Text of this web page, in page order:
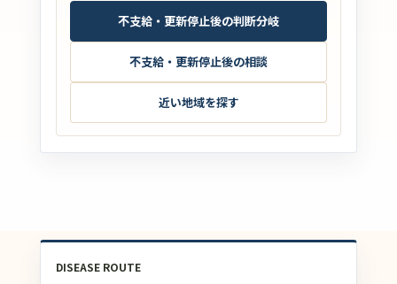
不支給・更新停止後の判断分岐
不支給・更新停止後の相談
近い地域を探す
DISEASE ROUTE